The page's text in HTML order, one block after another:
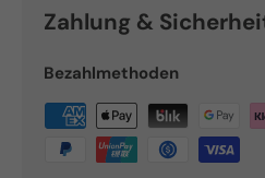
Zahlung &
Bezahlmethoden